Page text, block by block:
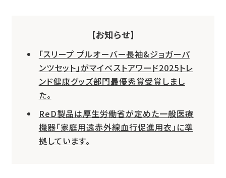
【お知らせ】
「スリープ プルオーバー長袖&ジョガーパ
ンツセット」がマイベストアワード2025トレ
ンド健康グッズ部門最優秀賞受賞しまし
た。
ReD製品は厚生労働省が定めた一般医療
機器「家庭用遠赤外線血行促進用衣」に準
拠しています。